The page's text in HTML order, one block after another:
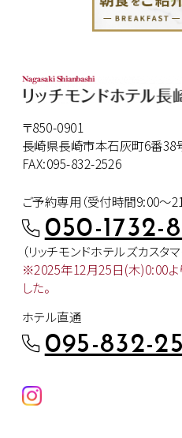
〒850-0901
長崎県長崎市本石灰町6番38
FAX:095-832-2526
ご予約専用（受付時間9:00～
050-1732-
（リッチモンドホテルズカスタ
※2025年12月25日(木)0:00よ
した。
ホテル直通
095-832-